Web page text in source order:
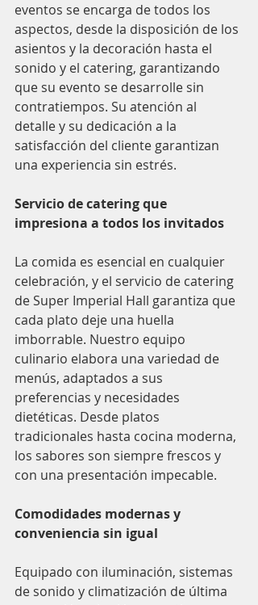
eventos se encarga de todos los
aspectos, desde la disposición de los
asientos y la decoración hasta el
sonido y el catering, garantizando
que su evento se desarrolle sin
contratiempos. Su atención al
detalle y su dedicación a la
satisfacción del cliente garantizan
una experiencia sin estrés.
Servicio de catering que
impresiona a todos los invitados
La comida es esencial en cualquier
celebración, y el servicio de catering
de Super Imperial Hall garantiza que
cada plato deje una huella
imborrable. Nuestro equipo
culinario elabora una variedad de
menús, adaptados a sus
preferencias y necesidades
dietéticas. Desde platos
tradicionales hasta cocina moderna,
los sabores son siempre frescos y
con una presentación impecable.
Comodidades modernas y
conveniencia sin igual
Equipado con iluminación, sistemas
de sonido y climatización de última